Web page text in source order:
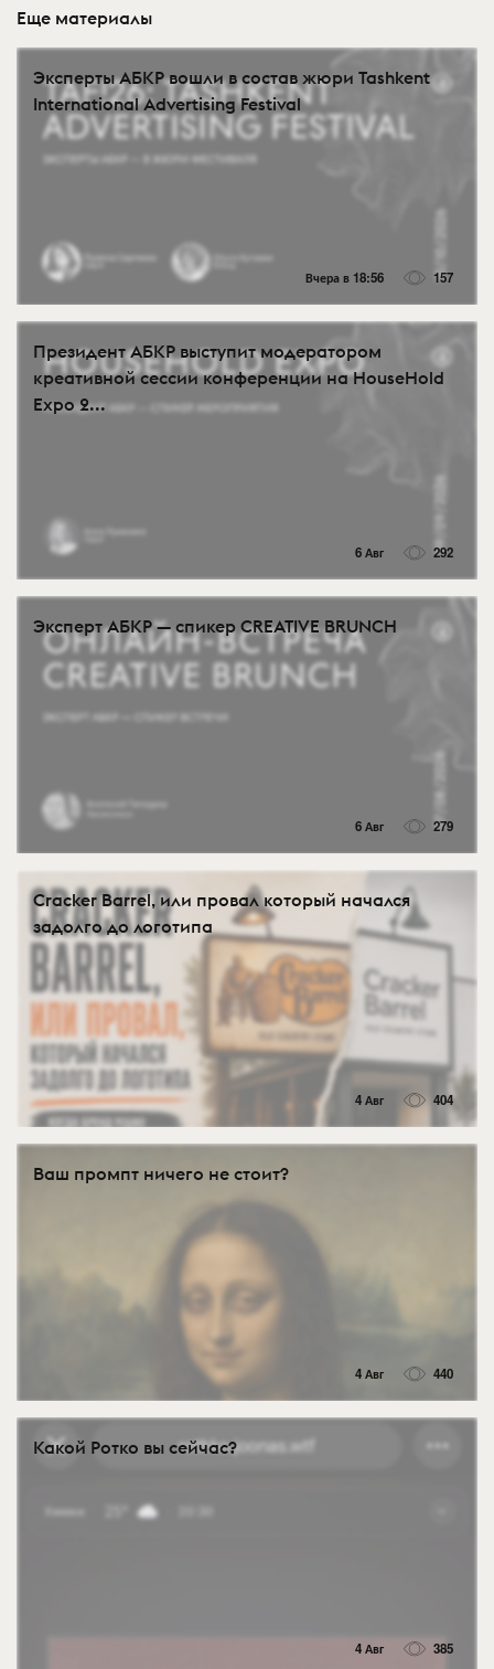
Еще материалы
Эксперты АБКР вошли в состав жюри Tashkent
International Advertising Festival
Вчера в 18:56 157
Президент АБКР выступит модератором
креативной сессии конференции на HouseHold
Expo 2...
6 Авг 292
Эксперт АБКР — спикер CREATIVE BRUNCH
6 Авг 279
Cracker Barrel, или провал который начался
задолго до логотипа
4 Авг 404
Ваш промпт ничего не стоит?
4 Авг 440
Какой Ротко вы сейчас?
4 Авг 385